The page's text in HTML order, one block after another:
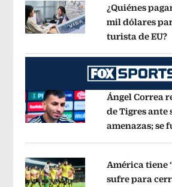
Opens in new window
¿Quiénes
mil dólares
turista de EU?
Opens in new window
Ángel Correa
de Tigres ante
amenazas; se
América tiene
sufre para